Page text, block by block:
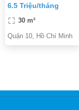
NGUYỄN TRI
PHƯƠNG vs BÀ HẠT-
6.5 Triệu/tháng
30 m²
Quận 10, Hồ Chí Minh